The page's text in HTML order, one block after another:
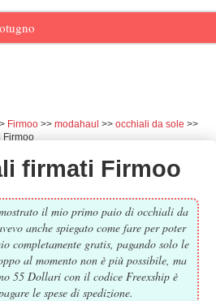
Firmoo modahaul
occhiali da sole
Firmoo
firmati Firmoo
il mio primo paio di occhiali da
anche spiegato come fare per poter
completamente gratis, pagando solo le
al momento non è più possibile, ma
55 Dollari con il codice Freexship è
le spese di spedizione.